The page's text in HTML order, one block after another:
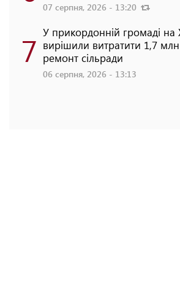
07 серпня, 2026 - 13:20
7 У прикордонній громаді на
вирішили витратити 1,7
ремонт сільради
06 серпня, 2026 - 13:13